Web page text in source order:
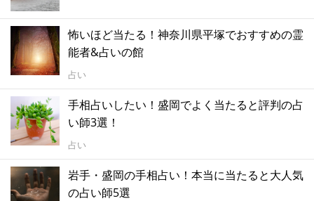
怖いほど当たる！神奈川県平塚でおすすめの霊
能者&占いの館
占い
手相占いしたい！盛岡でよく当たると評判の占
い師3選！
占い
岩手・盛岡の手相占い！本当に当たると大人気
の占い師5選